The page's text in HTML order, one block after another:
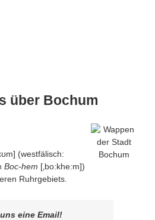
über Bochum
(westfälisch:
Boc-hem [‚bo:khe:m])
Ruhrgebiets.
eine Email!